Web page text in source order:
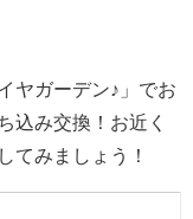
ヤガーデン♪」でお
込み交換！お近く
てみましょう！